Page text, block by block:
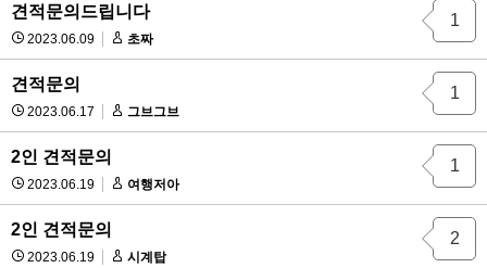
견적문의드립니다
2023.06.09 초짜
1
견적문의
2023.06.17 그브그브
1
2인 견적문의
2023.06.19 여행저아
1
2인 견적문의
2023.06.19 시계탑
2